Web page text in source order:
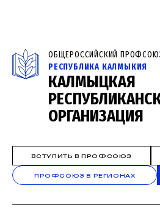
ОБЩЕРОССИЙСКИЙ
РЕСПУБЛИКА КАЛМЫКИЯ
КАЛМЫЦКАЯ
ОРГАНИЗАЦИЯ
ВСТУПИТЬ В ПРОФСОЮЗ
ПРОФСОЮЗ В РЕГИОНАХ